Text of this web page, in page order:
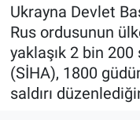
Ukrayna Devlet
Rus ordusunun
yaklaşık 2 bin 200
(SİHA), 1800
saldırı
Keşfet
ASTROLOJİ